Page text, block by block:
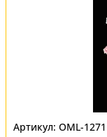
OML-